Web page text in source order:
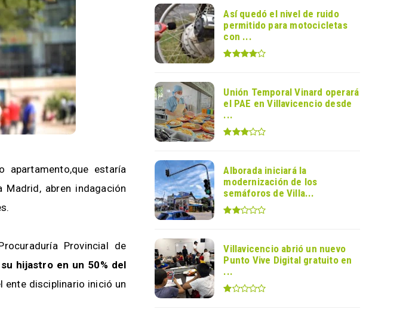
apartamento,que estaría
abren indagación
Provincial de
hijastro en un 50% del
ente disciplinario inició un
Así quedó el nivel de ruido
permitido para motocicletas
con ...
Unión Temporal Vinard operará
el PAE en Villavicencio desde
...
Alborada iniciará la
modernización de los
semáforos de Villa...
Villavicencio abrió un nuevo
Punto Vive Digital gratuito en
...